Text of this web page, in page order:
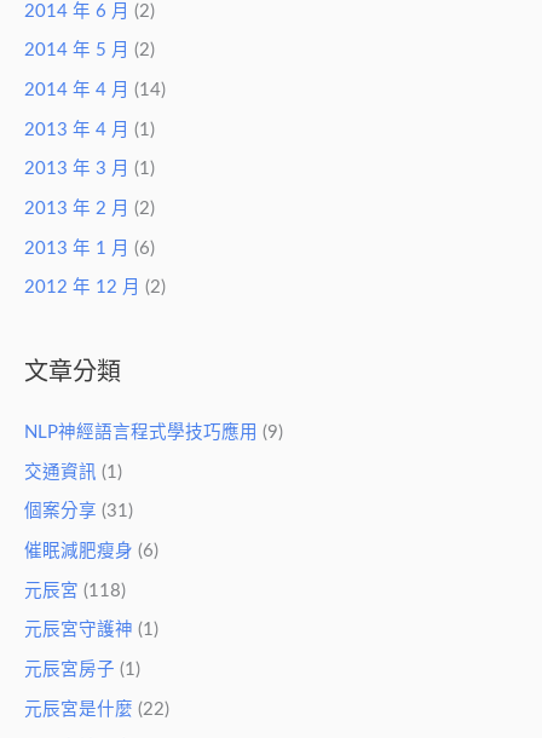
2014 年 6 月 (2)
2014 年 5 月 (2)
2014 年 4 月 (14)
2013 年 4 月 (1)
2013 年 3 月 (1)
2013 年 2 月 (2)
2013 年 1 月 (6)
2012 年 12 月 (2)
文章分類
NLP神經語言程式學技巧應用 (9)
交通資訊 (1)
個案分享 (31)
催眠減肥瘦身 (6)
元辰宮 (118)
元辰宮守護神 (1)
元辰宮房子 (1)
元辰宮是什麼 (22)